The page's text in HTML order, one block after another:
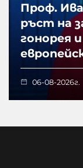
Проф.
ръст на
гонорея
06-08-2026г.